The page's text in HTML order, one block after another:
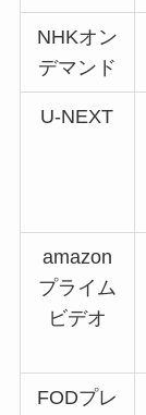
NHKオン
デマンド
U-NEXT
amazon
プライム
ビデオ
FODプレ